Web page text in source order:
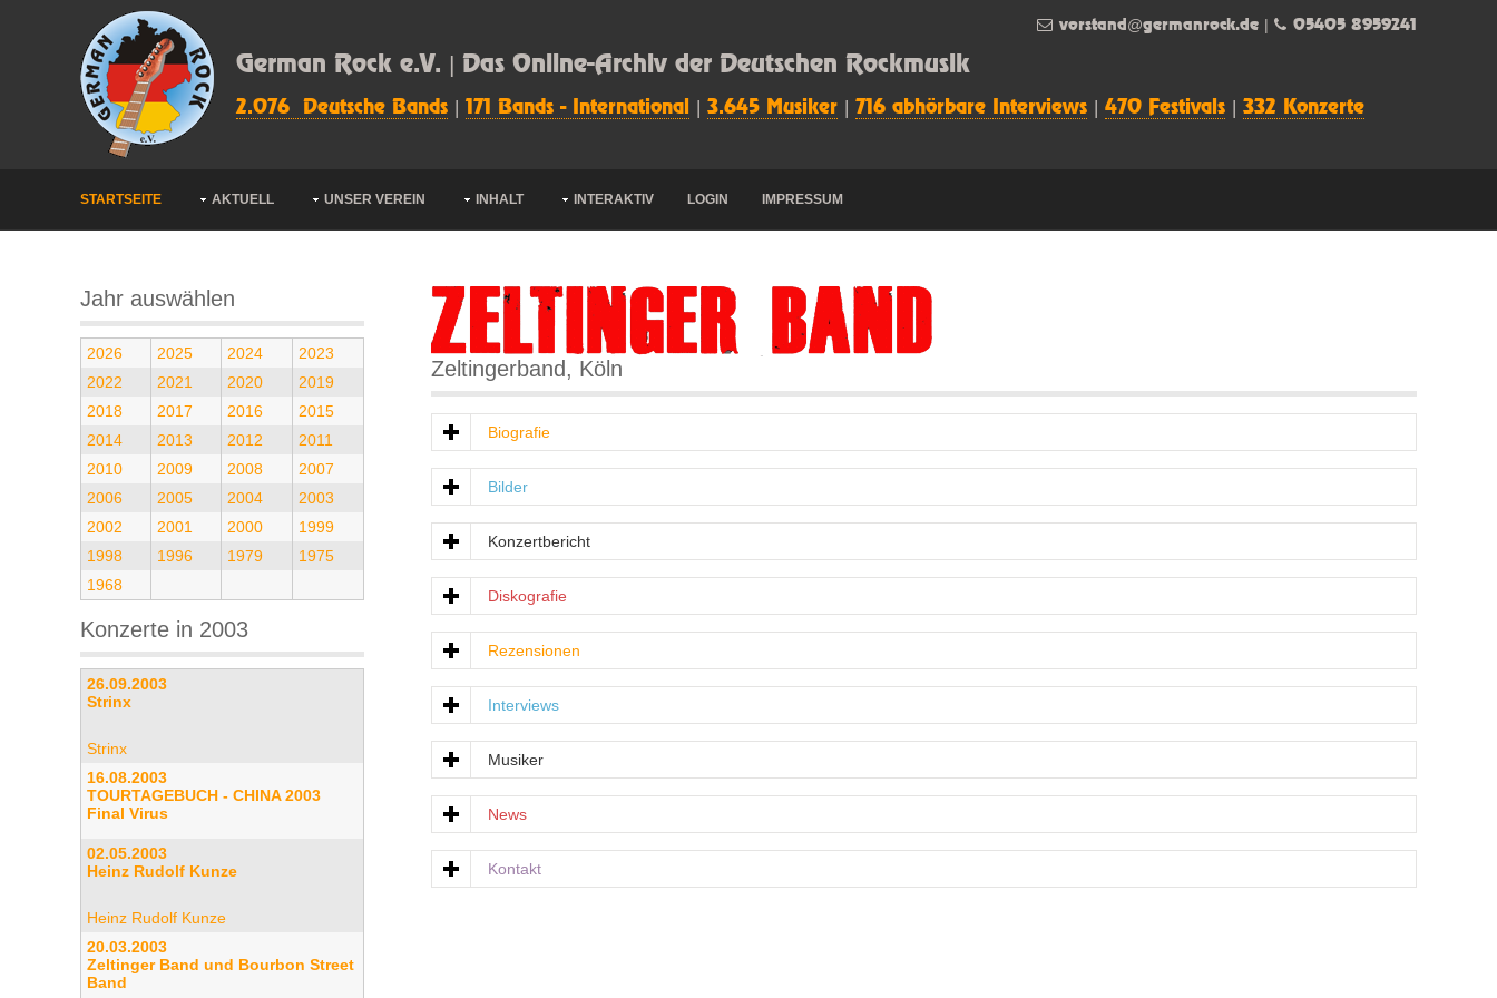
German Rock e.V. | Das Online-Archiv der Deutschen Rockmusik
2.076 Deutsche Bands 171 Bands - International 3.645 Musiker 716 abhörbare Interviews 470 Festivals 332 Konzerte
vorstand@germanrock.de 05405 8959241
STARTSEITE AKTUELL UNSER VEREIN INHALT INTERAKTIV LOGIN IMPRESSUM
Jahr auswählen
2026 2025 2024
2023
2022
2021 2020
2019
2018
2017 2016
2015
2014
2013 2012
2011
2010
2009 2008
2007
2006
2005 2004
2003
2002
2001 2000
1999
1998
1996 1979
1975
1968
Konzerte in 2003
26.09.2003
Strinx
Strinx
16.08.2003
TOURTAGEBUCH - CHINA 2003
Final Virus
02.05.2003
Heinz Rudolf Kunze
Heinz Rudolf Kunze
20.03.2003
Zeltinger Band und Bourbon Street
Band
Zeltingerband, Köln
Biografie
Bilder
Konzertbericht
Diskografie
Rezensionen
Interviews
Musiker
News
Kontakt